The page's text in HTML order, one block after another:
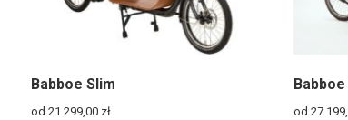
Babboe Slim
od 21 299,00 zł od 27